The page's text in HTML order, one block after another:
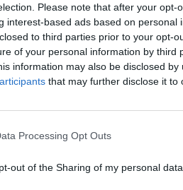
Please note that after your opt-
interest-based ads based on personal
to third parties prior to your opt-
of your personal information by third
information may also be disclosed
that may further disclose it to
Processing Opt Outs
out of the Sharing of my personal data.